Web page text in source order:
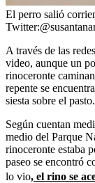
El perro salió
A través de las
video, aunque un
rinoceronte
repente se
siesta sobre el pasto.
Según cuentan
medio del Parque
rinoceronte estaba
paseo se encontró
lo vio, el rino se